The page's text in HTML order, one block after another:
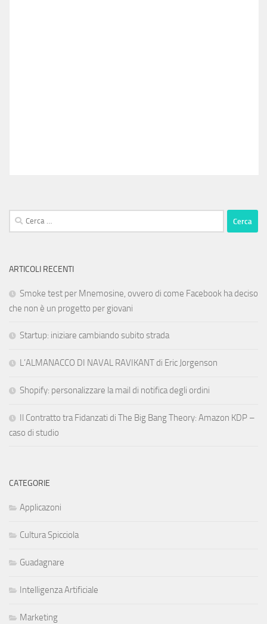
Ricerca
per:
ARTICOLI RECENTI
Smoke test per Mnemosine, ovvero di come Facebook ha deciso
che non è un progetto per giovani
Startup: iniziare cambiando subito strada
L’ALMANACCO DI NAVAL RAVIKANT di Eric Jorgenson
Shopify: personalizzare la mail di notifica degli ordini
Il Contratto tra Fidanzati di The Big Bang Theory: Amazon KDP –
caso di studio
CATEGORIE
Applicazoni
Cultura Spicciola
Guadagnare
Intelligenza Artificiale
Marketing